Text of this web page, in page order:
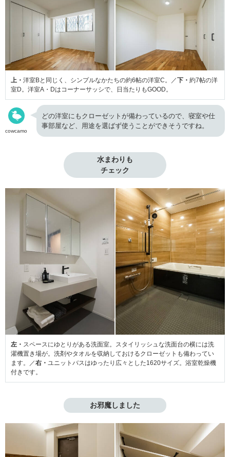
上・ 洋室Bと同じく、シンプルなかたちの約6帖の洋室C。／下・ 約7帖の洋
室D。洋室A・Dはコーナーサッシで、日当たりもGOOD。
cowcamo
どの洋室にもクローゼットが備わっているので、寝室や仕
事部屋など、用途を選ばず使うことができそうですね。
水まわりも
チェック
左・ スペースにゆとりがある洗面室。スタイリッシュな洗面台の横には洗
濯機置き場が。洗剤やタオルを収納しておけるクローゼットも備わってい
ます。／右・ ユニットバスはゆったり広々とした1620サイズ。浴室乾燥機
付きです。
お邪魔しました